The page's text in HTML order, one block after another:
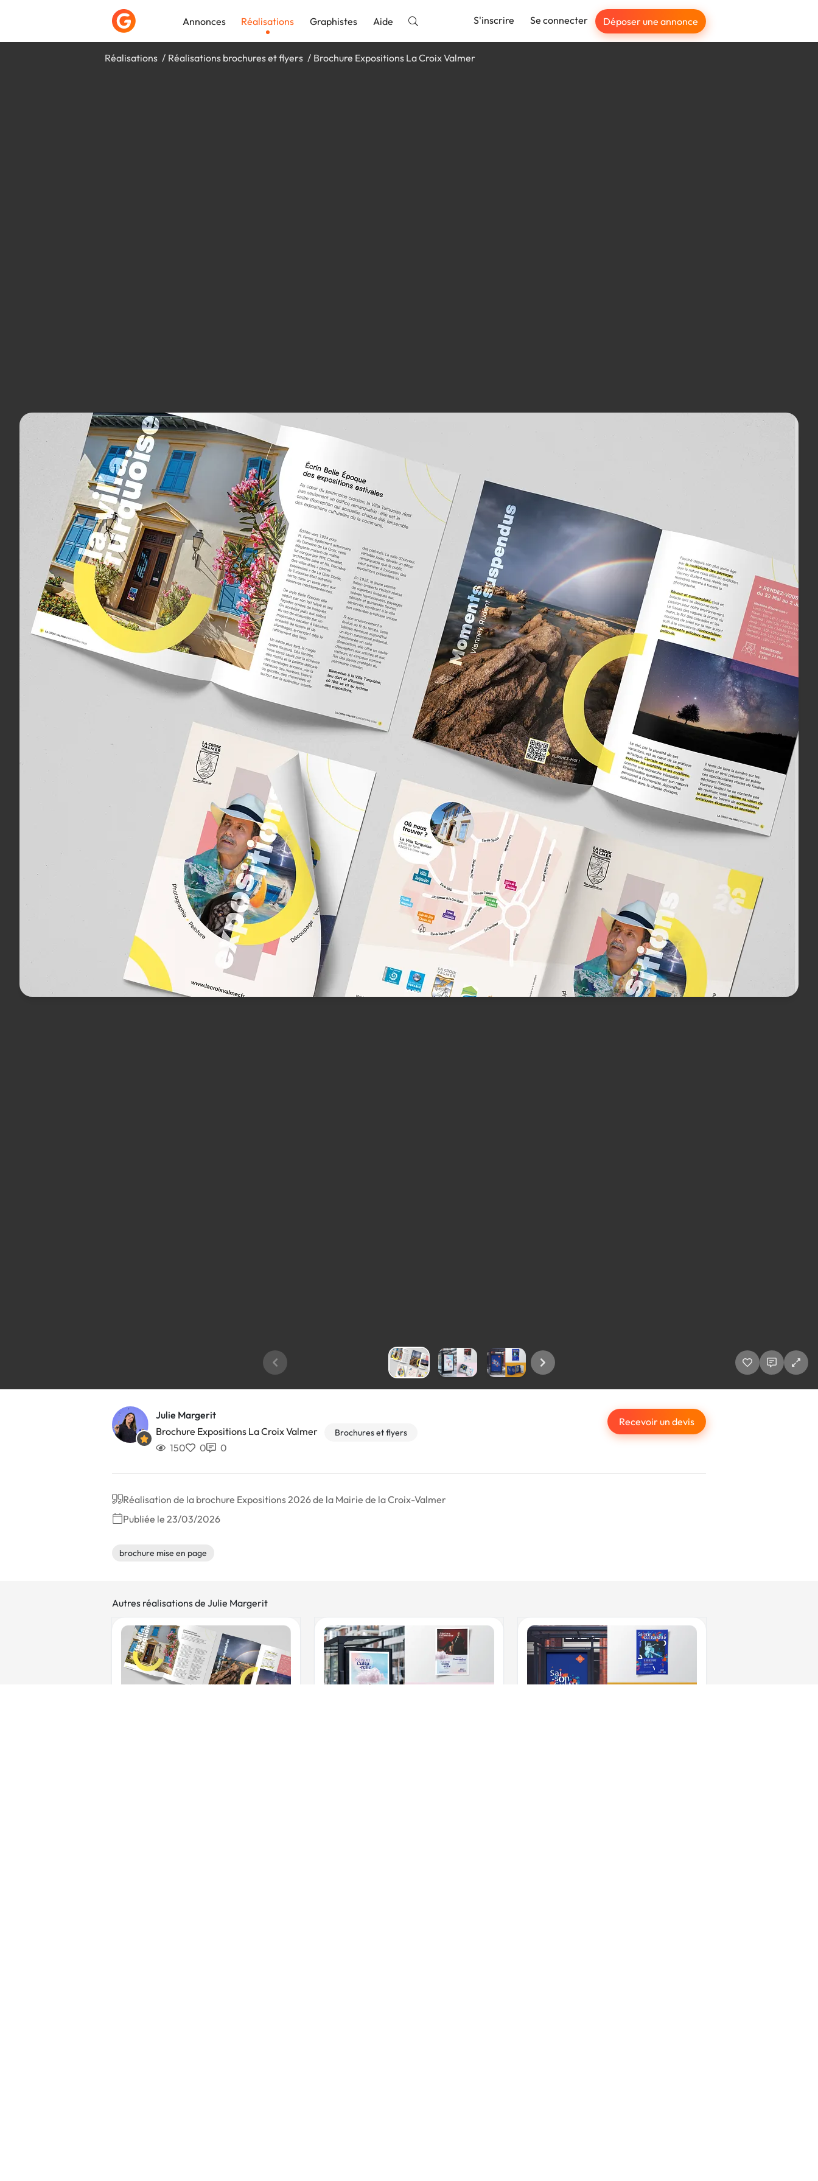
Annonces Réalisations Graphistes Aide S'inscrire Se connecter Déposer une annonce
Réalisations Réalisations brochures et flyers Brochure Expositions La Croix Valmer
Julie Margerit
Brochure Expositions La Croix Valmer
Brochures et flyers
150 0 0
Recevoir un devis
Réalisation de la brochure Expositions 2026 de la Mairie de la Croix-Valmer
Publiée le 23/03/2026
brochure mise en page
Autres réalisations de Julie Margerit